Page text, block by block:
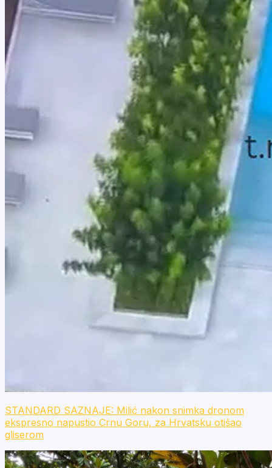
STANDARD SAZNAJE: Milić nakon snimka dronom
ekspresno napustio Crnu Goru, za Hrvatsku otišao
gliserom